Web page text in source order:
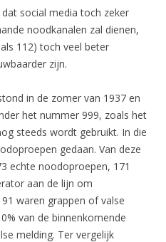
social media toch zeker
noodkanalen zal dienen,
112) toch veel beter
zijn.
in de zomer van 1937 en
het nummer 999, zoals het
steeds wordt gebruikt. In die
gedaan. Van deze
echte noodoproepen, 171
aan de lijn om
waren grappen of valse
van de binnenkomende
melding. Ter vergelijk